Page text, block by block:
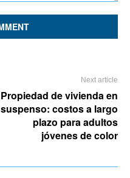
Next article
Propiedad de vivienda en
suspenso: costos a largo
plazo para adultos
jóvenes de color